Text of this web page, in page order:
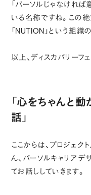
「パーソルじゃなけれ
いる名称ですね。この
「NUTION」という組織
以上、ディスカバリーフ
「心をちゃんと
話」
ここからは、プロジェク
ん、パーソルキャリア
てお話ししていきます。